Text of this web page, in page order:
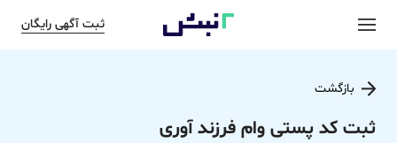
ثبت آگهی رایگان
بازگشت
ثبت کد پستی وام فرزند آوری